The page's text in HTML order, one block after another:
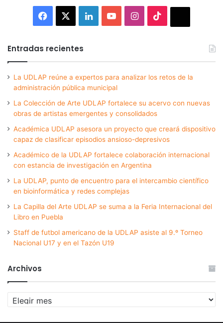
Facebook LinkedInYouTubeInstagram
Entradas recientes
La UDLAP reúne a expertos para analizar los retos de la
administración pública municipal
La Colección de Arte UDLAP fortalece su acervo con nuevas
obras de artistas emergentes y consolidados
Académica UDLAP asesora un proyecto que creará dispositivo
capaz de clasificar episodios ansioso-depresivos
Académico de la UDLAP fortalece colaboración internacional
con estancia de investigación en Argentina
La UDLAP, punto de encuentro para el intercambio científico
en bioinformática y redes complejas
La Capilla del Arte UDLAP se suma a la Feria Internacional del
Libro en Puebla
Staff de futbol americano de la UDLAP asiste al 9.º Torneo
Nacional U17 y en el Tazón U19
Archivos
Archivos